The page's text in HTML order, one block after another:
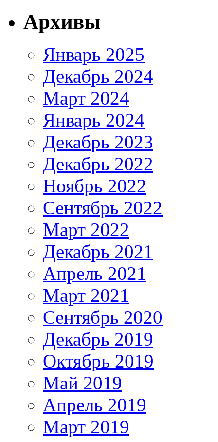
Архивы
Январь 2025
Декабрь 2024
Март 2024
Январь 2024
Декабрь 2023
Декабрь 2022
Ноябрь 2022
Сентябрь 2022
Март 2022
Декабрь 2021
Апрель 2021
Март 2021
Сентябрь 2020
Декабрь 2019
Октябрь 2019
Май 2019
Апрель 2019
Март 2019